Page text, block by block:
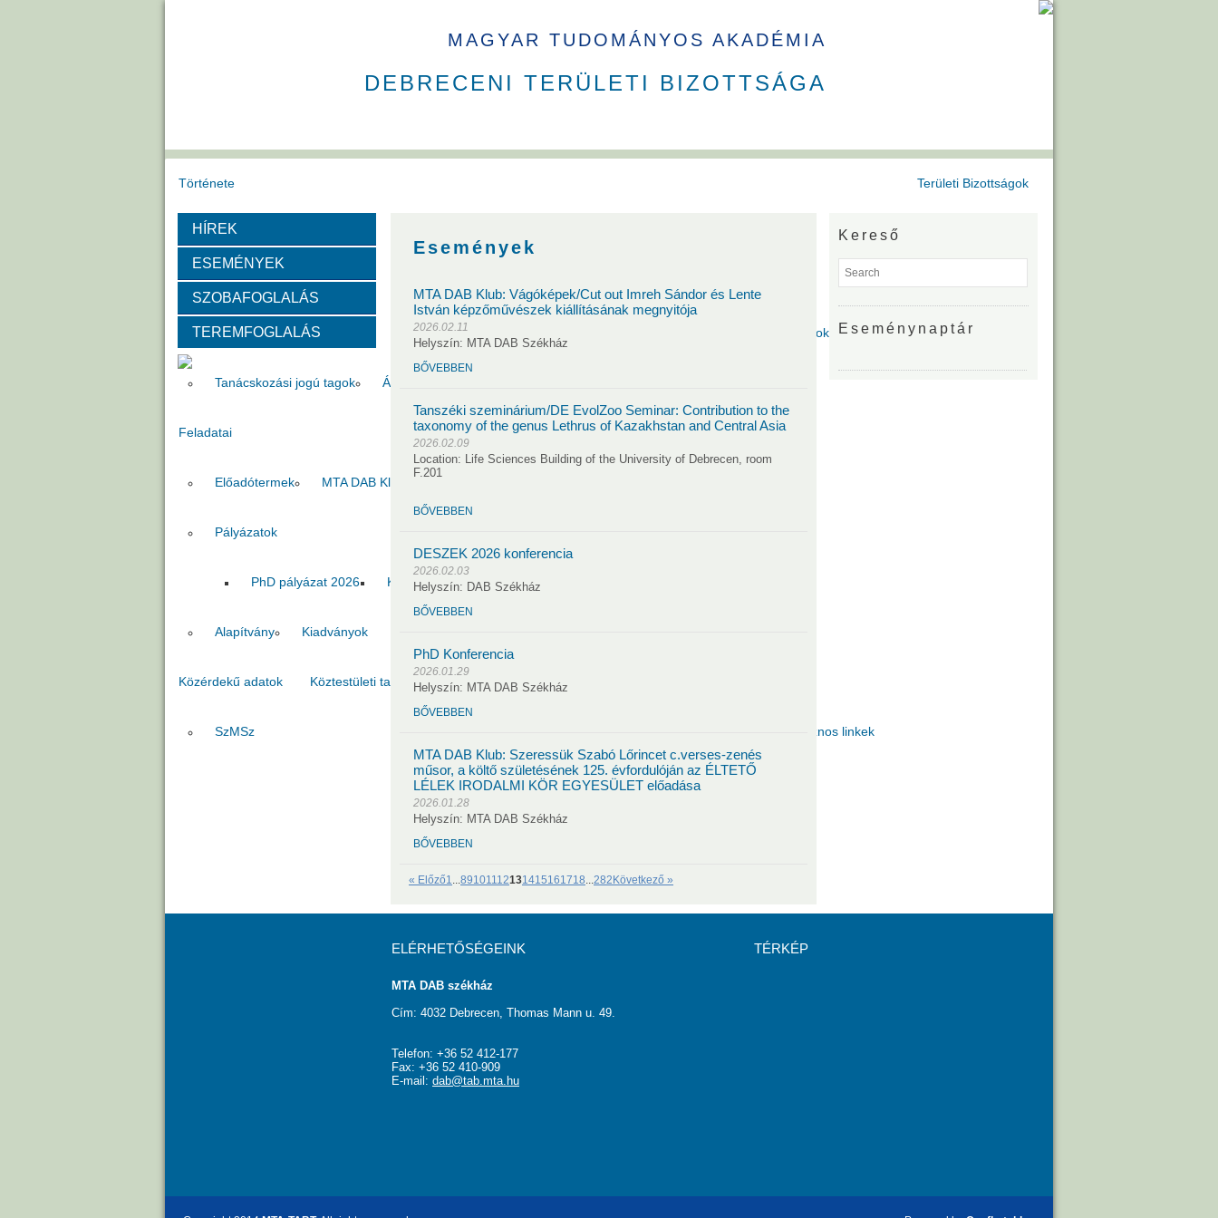
MAGYAR TUDOMÁNYOS AKADÉMIA
DEBRECENI TERÜLETI BIZOTTSÁGA
Története
Székház
Szervezeti felépítése
Választott vezetők Akadémikusok Nem akadémikus közgyűlési képviselők Szavazati jogú tagok
Tanácskozási jogú tagok Állandó meghívottak
Feladatai
Előadótermek MTA DAB Klub
Pályázatok
PhD pályázat 2026 Kiadvány pályázat 2026
Alapítvány Kiadványok
Közérdekű adatok
SzMSz
Köztestületi tagok Kapcsolat
Hasznos linkek
Területi Bizottságok
HÍREK
ESEMÉNYEK
SZOBAFOGLALÁS
TEREMFOGLALÁS
Események
MTA DAB Klub: Vágóképek/Cut out Imreh Sándor és Lente
István képzőművészek kiállításának megnyitója
2026.02.11
Helyszín: MTA DAB Székház
BŐVEBBEN
Tanszéki szeminárium/DE EvolZoo Seminar: Contribution to the
taxonomy of the genus Lethrus of Kazakhstan and Central Asia
2026.02.09
Location: Life Sciences Building of the University of Debrecen, room
F.201
BŐVEBBEN
DESZEK 2026 konferencia
2026.02.03
Helyszín: DAB Székház
BŐVEBBEN
PhD Konferencia
2026.01.29
Helyszín: MTA DAB Székház
BŐVEBBEN
MTA DAB Klub: Szeressük Szabó Lőrincet c.verses-zenés
műsor, a költő születésének 125. évfordulóján az ÉLTETŐ
LÉLEK IRODALMI KÖR EGYESÜLET előadása
2026.01.28
Helyszín: MTA DAB Székház
BŐVEBBEN
« Előző1...89101112131415161718...282 Következő »
Kereső
Eseménynaptár
ELÉRHETŐSÉGEINK
MTA DAB székház
Cím: 4032 Debrecen, Thomas Mann u. 49.
Telefon: +36 52 412-177
Fax: +36 52 410-909
E-mail: dab@tab.mta.hu
TÉRKÉP